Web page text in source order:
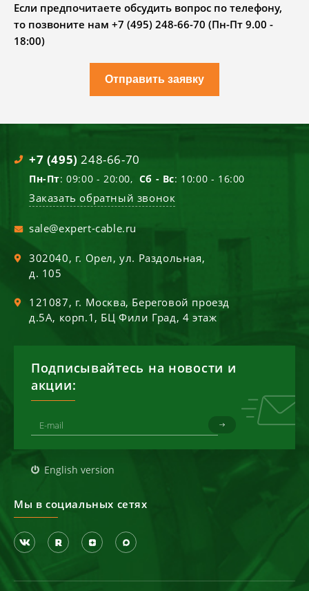
Если предпочитаете обсудить вопрос по телефону,
то позвоните нам +7 (495) 248-66-70 (Пн-Пт 9.00 -
18:00)
Отправить заявку
+7 (495) 248-66-70
Пн-Пт: 09:00 - 20:00, Сб - Вс: 10:00 - 16:00
Заказать обратный звонок
sale@expert-cable.ru
302040, г. Орел,ул. Раздольная,
д. 105
121087, г. Москва, Береговой проезд
д.5А, корп.1, БЦ Фили Град, 4 этаж
Подписывайтесь на новости и
акции:
English version
Мы в социальных сетях